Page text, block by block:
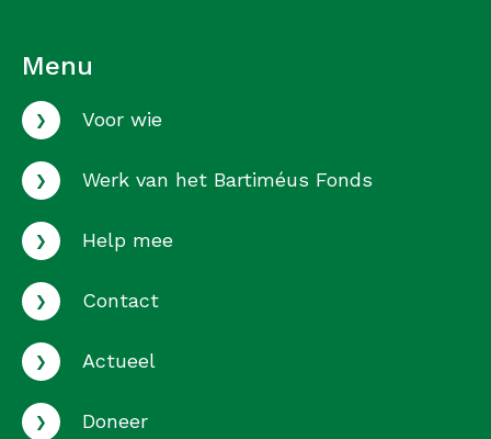
Menu
› Voor wie
› Werk van het Bartiméus Fonds
› Help mee
› Contact
› Actueel
› Doneer